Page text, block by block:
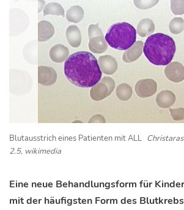
Blutausstrich eines Patienten mit ALL
2.5, wikimedia
Eine neue Behandlungsform für
mit der häufigsten Form des